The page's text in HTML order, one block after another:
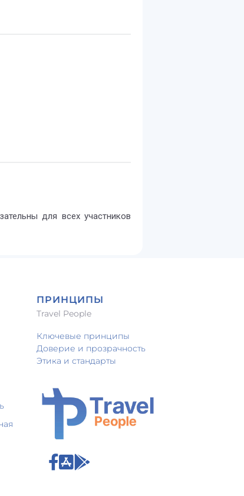
для всех участников
ПРИНЦИПЫ
Travel People
Ключевые принципы
Доверие и прозрачность
Этика и стандарты